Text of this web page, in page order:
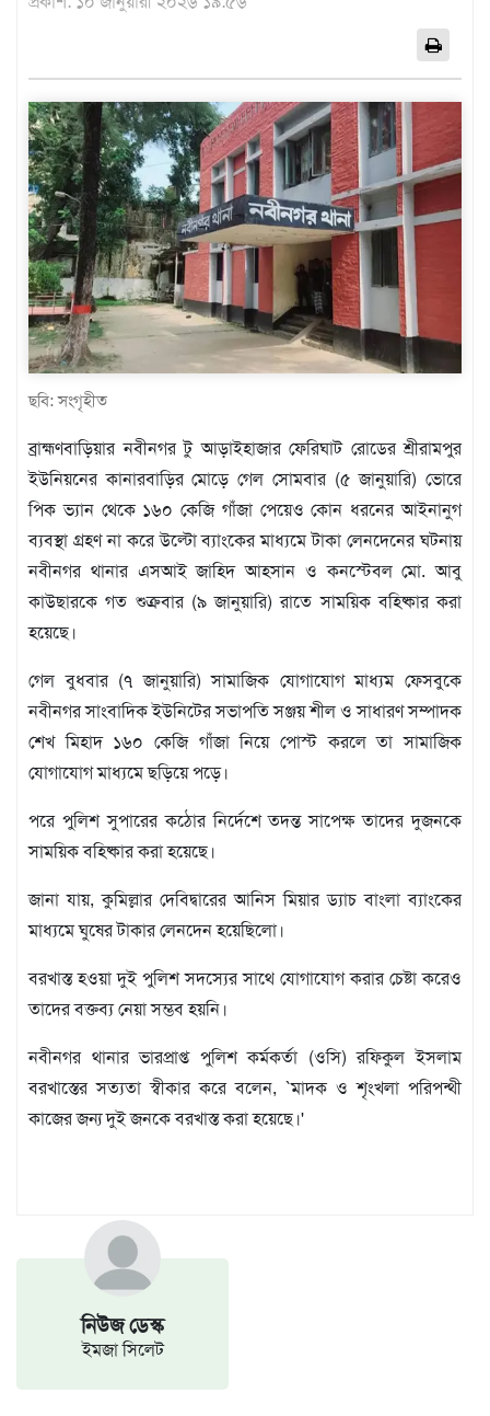
ইউরোপ
উত্তর
আমেরিকা
দক্ষিণ
আমেরিকা
ওশেনিয়া
এন্টারটিকা
বিনোদন
ভিডিও
অন্যান্য
তথ্য
প্রযুক্তি
মতামত
শিল্প
সাহিত্য
আইন
আদালত
অর্থনীতি
পর্যটন
লাইফস্টাইল
ফটো
শিক্ষা
ও
ধর্ম
গনমাধ্যম
সংবাদ
আবহাওয়া
নিউজ ডেস্ক
ইমজা সিলেট
ছবি: সংগৃহীত
ব্রাহ্মণবাড়িয়ার নবীনগর টু আড়াইহাজার ফেরিঘাট রোডের শ্রীরামপুর
ইউনিয়নের কানারবাড়ির মোড়ে গেল সোমবার (৫ জানুয়ারি) ভোরে
পিক ভ্যান থেকে ১৬০ কেজি গাঁজা পেয়েও কোন ধরনের আইনানুগ
ব্যবস্থা গ্রহণ না করে উল্টো ব্যাংকের মাধ্যমে টাকা লেনদেনের ঘটনায়
নবীনগর থানার এসআই জাহিদ আহসান ও কনস্টেবল মো. আবু
কাউছারকে গত শুক্রবার (৯ জানুয়ারি) রাতে সাময়িক বহিষ্কার করা
হয়েছে।
গেল বুধবার (৭ জানুয়ারি) সামাজিক যোগাযোগ মাধ্যম ফেসবুকে
নবীনগর সাংবাদিক ইউনিটের সভাপতি সঞ্জয় শীল ও সাধারণ সম্পাদক
শেখ মিহাদ ১৬০ কেজি গাঁজা নিয়ে পোস্ট করলে তা সামাজিক
যোগাযোগ মাধ্যমে ছড়িয়ে পড়ে।
পরে পুলিশ সুপারের কঠোর নির্দেশে তদন্ত সাপেক্ষ তাদের দুজনকে
সাময়িক বহিষ্কার করা হয়েছে।
জানা যায়, কুমিল্লার দেবিদ্বারের আনিস মিয়ার ড্যাচ বাংলা ব্যাংকের
মাধ্যমে ঘুষের টাকার লেনদেন হয়েছিলো।
বরখাস্ত হওয়া দুই পুলিশ সদস্যের সাথে যোগাযোগ করার চেষ্টা করেও
তাদের বক্তব্য নেয়া সম্ভব হয়নি।
নবীনগর থানার ভারপ্রাপ্ত পুলিশ কর্মকর্তা (ওসি) রফিকুল ইসলাম
বরখাস্তের সত্যতা স্বীকার করে বলেন, `মাদক ও শৃংখলা পরিপন্থী
কাজের জন্য দুই জনকে বরখাস্ত করা হয়েছে।'